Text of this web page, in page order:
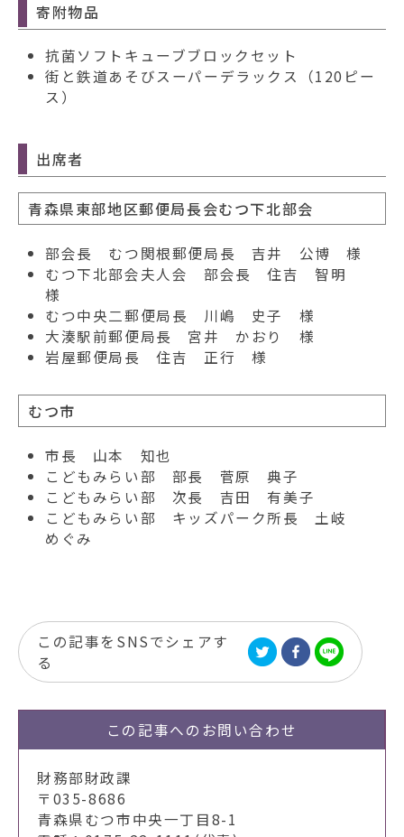
寄附物品
抗菌ソフトキューブブロックセット
街と鉄道あそびスーパーデラックス（120ピー
ス）
出席者
青森県東部地区郵便局長会むつ下北部会
部会長 むつ関根郵便局長 吉井 公博 様
むつ下北部会夫人会 部会長 住吉 智明
様
むつ中央二郵便局長 川嶋 史子 様
大湊駅前郵便局長 宮井 かおり 様
岩屋郵便局長 住吉 正行 様
むつ市
市長 山本 知也
こどもみらい部 部長 菅原 典子
こどもみらい部 次長 吉田 有美子
こどもみらい部 キッズパーク所長 土岐
めぐみ
この記事をSNSでシェアす
る
この記事への お問い合わせ
財務部財政課
〒035-8686
青森県むつ市中央一丁目8-1